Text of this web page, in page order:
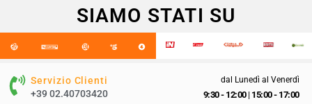
SIAMO STATI SU
Servizio Clienti
+39 02.40703420
dal Lunedì al Venerdì
9:30 - 12:00| 15:00 - 17:00